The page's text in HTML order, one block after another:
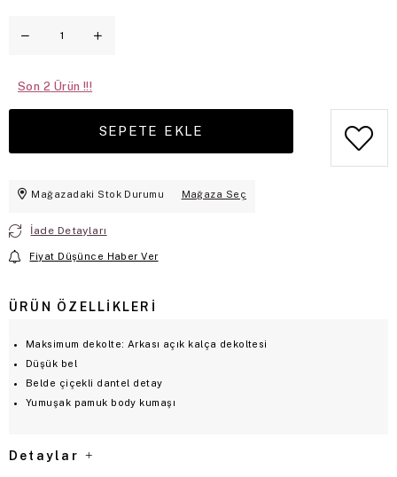
Son 2
Mağazadaki Stok Durumu Mağaza Seç
İade Detayları
Fiyat Düşünce Haber Ver
ÜRÜN ÖZELLIKLERI
Maksimum dekolte: Arkası açık kalça dekoltesi
Düşük bel
Belde çiçekli dantel detay
Yumuşak pamuk body kumaşı
Detaylar